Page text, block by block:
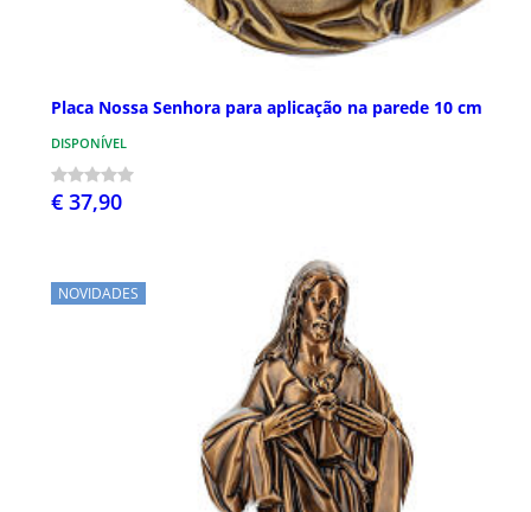
Placa Nossa Senhora para aplicação na parede 10 cm
DISPONÍVEL
€ 37,90
NOVIDADES